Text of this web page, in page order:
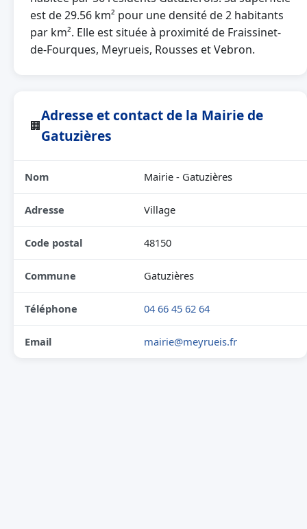
est de 29.56 km² pour une densité de 2 habitants
par km². Elle est située à proximité de Fraissinet-
de-Fourques, Meyrueis, Rousses et Vebron.
🏢
Adresse et contact de la Mairie de
Gatuzières
Nom Mairie - Gatuzières
Adresse Village
Code postal 48150
Commune Gatuzières
Téléphone 04 66 45 62 64
Email mairie@meyrueis.fr